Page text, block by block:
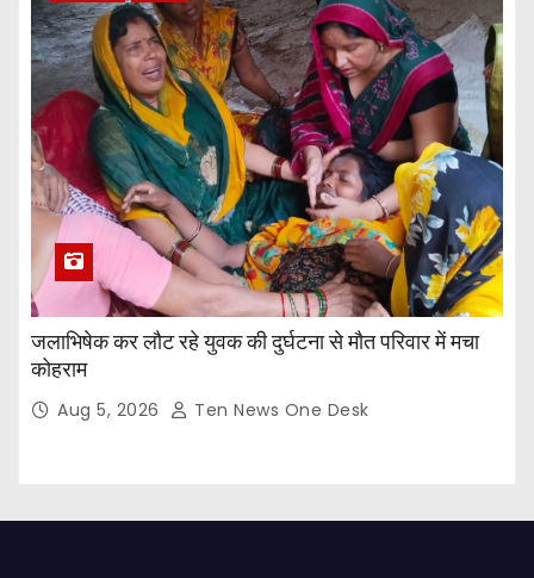
जलाभिषेक कर लौट रहे युवक की दुर्घटना से मौत परिवार में मचा
कोहराम
Aug 5, 2026 Ten News One Desk